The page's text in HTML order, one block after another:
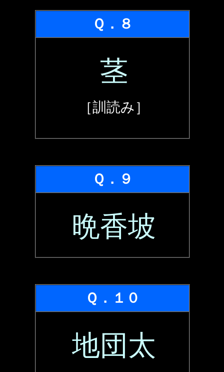
Ｑ．８
茎
［訓読み］
Ｑ．９
晩香坡
Ｑ．１０
地団太